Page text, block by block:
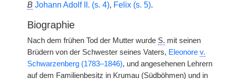
B Johann Adolf II. (s. 4), Felix (s. 5).
Biographie
Nach dem frühen Tod der Mutter wurde S. mit seinen
Brüdern von der Schwester seines Vaters, Eleonore v.
Schwarzenberg (1783–1846), und angesehenen Lehrern
auf dem Familienbesitz in Krumau (Südböhmen) und in